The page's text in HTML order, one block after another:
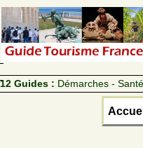
12 Guides : Démarches -